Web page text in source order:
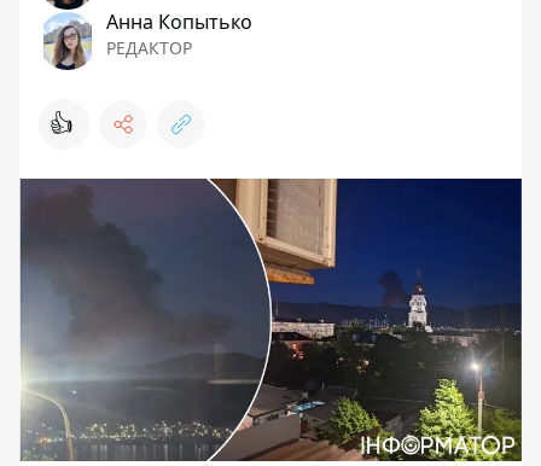
Анна Копытько
РЕДАКТОР
👍